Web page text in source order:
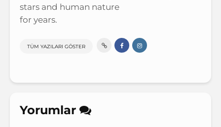
stars and human nature
for years.
TÜM YAZILARI GÖSTER
Yorumlar